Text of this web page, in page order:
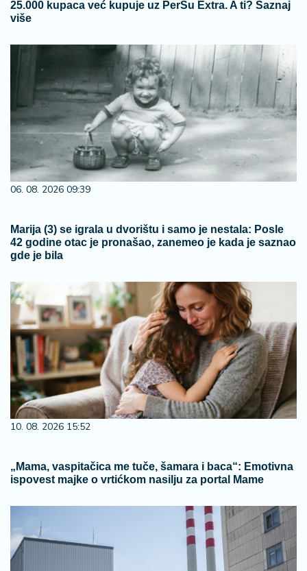
25.000 kupaca već kupuje uz PerSu Extra. A ti? Saznaj
više
06. 08. 2026 09:39
Marija (3) se igrala u dvorištu i samo je nestala: Posle
42 godine otac je pronašao, zanemeo je kada je saznao
gde je bila
10. 08. 2026 15:52
„Mama, vaspitačica me tuče, šamara i baca“: Emotivna
ispovest majke o vrtićkom nasilju za portal Mame